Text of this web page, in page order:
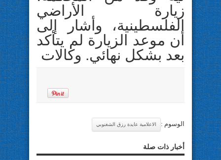
زيارة الأراضي
الفلسطينية، وأشار إلى
أن موعد الزيارة لم يتأكد
بعد بشكل نهائي. وكالات
الوسوم : الاعلامية عايدة رزق الشغنوبي
أخبار ذات صلة